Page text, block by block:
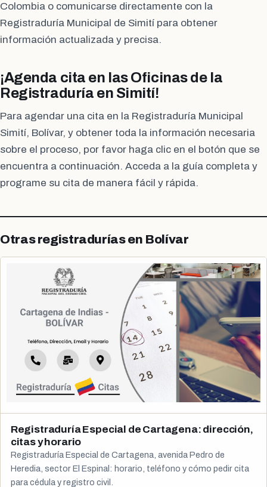
Colombia o comunicarse directamente con la
Registraduría Municipal de Simití para obtener
información actualizada y precisa.
¡Agenda cita en las Oficinas de la
Registraduría en Simití!
Para agendar una cita en la Registraduría Municipal
Simití, Bolívar, y obtener toda la información necesaria
sobre el proceso, por favor haga clic en el botón que se
encuentra a continuación. Acceda a la guía completa y
programe su cita de manera fácil y rápida.
Otras registradurías en Bolívar
Registraduría Especial de Cartagena: dirección,
citas y horario
Registraduría Especial de Cartagena, avenida Pedro de
Heredia, sector El Espinal: horario, teléfono y cómo pedir cita
para cédula y registro civil.